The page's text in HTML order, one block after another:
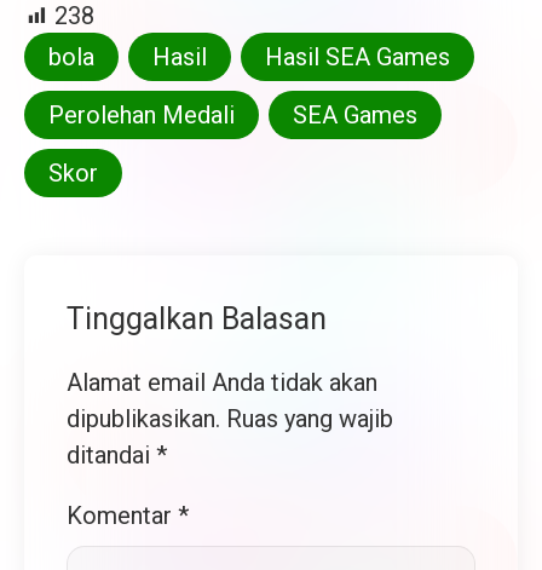
238
bola
Hasil
Hasil SEA Games
Perolehan Medali
SEA Games
Skor
Tinggalkan Balasan
Alamat email Anda tidak akan
dipublikasikan. Ruas yang wajib
ditandai *
Komentar *